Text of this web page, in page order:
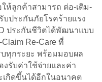
ให้ลูกค้าสามารถ ต่อ-เติม-
บประกันภัยโรคร้ายแรง
ประกันชีวิตได้พัฒนาแบบ
Re-Care ที่
ทุกระยะ พร้อมมอบผล
งรับค่าใช้จ่ายและค่า
เกิดขึ้นได้อีกในอนาคต